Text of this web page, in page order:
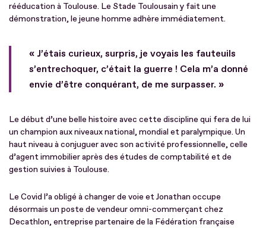
rééducation à Toulouse. Le Stade Toulousain y fait une
démonstration, le jeune homme adhère immédiatement.
« J’étais curieux, surpris, je voyais les fauteuils
s’entrechoquer, c’était la guerre ! Cela m’a donné
envie d’être conquérant, de me surpasser. »
Le début d’une belle histoire avec cette discipline qui fera de lui
un champion aux niveaux national, mondial et paralympique. Un
haut niveau à conjuguer avec son activité professionnelle, celle
d’agent immobilier après des études de comptabilité et de
gestion suivies à Toulouse.
Le Covid l’a obligé à changer de voie et Jonathan occupe
désormais un poste de vendeur omni-commerçant chez
Decathlon, entreprise partenaire de la Fédération française